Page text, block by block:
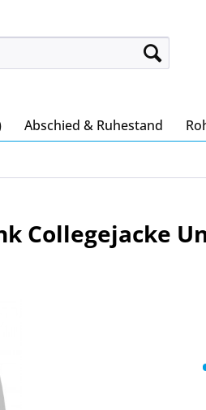
Abschied & Ruhestand
Collegejacke